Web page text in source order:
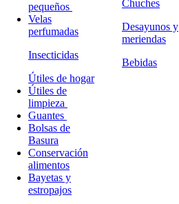
pequeños
Velas
perfumadas
Insecticidas
Útiles de hogar
Útiles de
limpieza
Guantes
Bolsas de
Basura
Conservación
alimentos
Bayetas y
estropajos
Chuches
Desayunos y
meriendas
Bebidas